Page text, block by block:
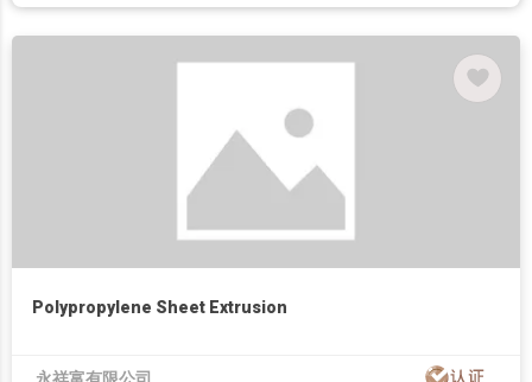
Polypropylene Sheet Extrusion